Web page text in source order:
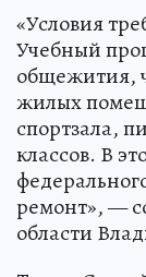
«Условия
Учебный
общежития,
жилых
спортзала,
классов. В
ремонт», —
области